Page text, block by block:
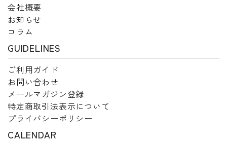
会社概要
お知らせ
コラム
GUIDELINES
ご利用ガイド
お問い合わせ
メールマガジン登録
特定商取引法表示について
プライバシーポリシー
CALENDAR